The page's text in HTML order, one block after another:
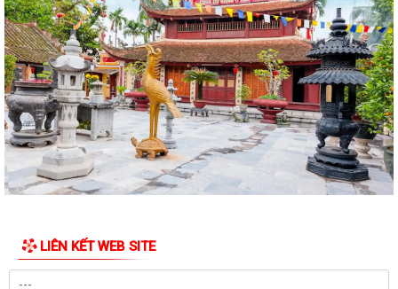
Thông báo niêm yết công khai hồ sơ xin cấp giấy chứng nhận quyền
sử dụng đất và tài sản gắn liền...
Thông báo Lịch công tác tuần 24 của lãnh đạo UBND Phường Lê Ích
Mộc (Từ 08/6 - 14/06/2026)
Lãnh đạo Phường Lê Ích Mộc kiểm tra công tác chuẩn bị cơ sở vật chất
phục vụ Kỳ thi tuyển sinh lớp...
Phương án sắp xếp tổ chức lại tổ dân phố trên địa bàn Phường Lê Ích
Mộc
hội trên địa bàn Phường Lê...
Thông báo Lịch công tác tuần 21 của lãnh đạo UBND phường Lê Ích
LIÊN KẾT WEB SITE